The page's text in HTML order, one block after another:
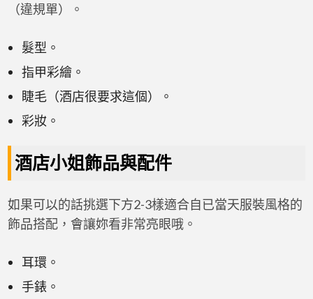
（違規單）。
髮型。
指甲彩繪。
睫毛（酒店很要求這個）。
彩妝。
酒店小姐飾品與配件
如果可以的話挑選下方2-3樣適合自已當天服裝風格的
飾品搭配，會讓妳看非常亮眼哦。
耳環。
手錶。